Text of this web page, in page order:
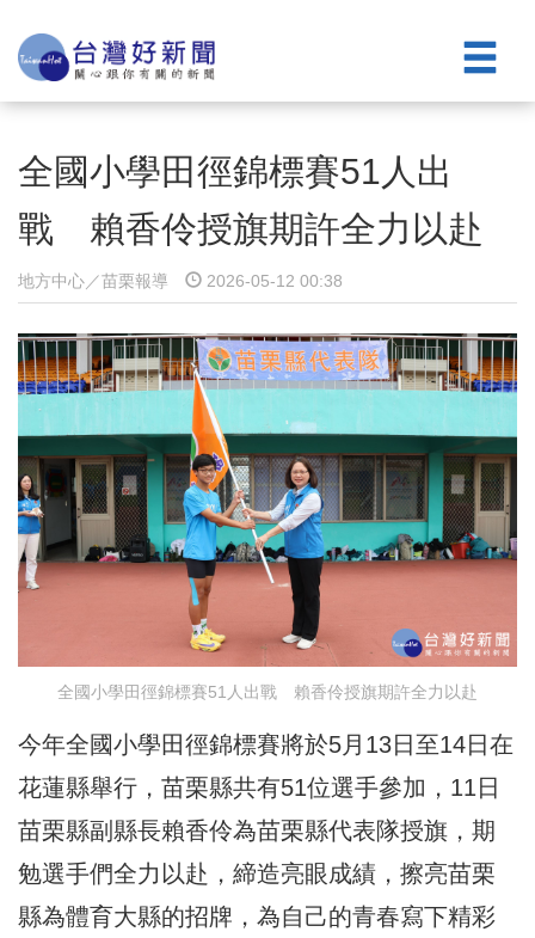
全國小學田徑錦標賽51人出
戰 賴香伶授旗期許全力以赴
地方中心／苗栗報導 2026-05-12 00:38
全國小學田徑錦標賽51人出戰 賴香伶授旗期許全力以赴
今年全國小學田徑錦標賽將於5月13日至14日在
花蓮縣舉行，苗栗縣共有51位選手參加，11日
苗栗縣副縣長賴香伶為苗栗縣代表隊授旗，期
勉選手們全力以赴，締造亮眼成績，擦亮苗栗
縣為體育大縣的招牌，為自己的青春寫下精彩